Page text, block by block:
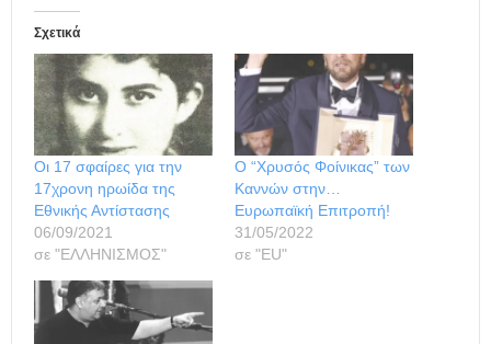
Σχετικά
Οι 17 σφαίρες για την
17χρονη ηρωίδα της
Εθνικής Αντίστασης
06/09/2021
σε "ΕΛΛΗΝΙΣΜΟΣ"
Ο “Χρυσός Φοίνικας” των
Καννών στην…
Ευρωπαϊκή Επιτροπή!
31/05/2022
σε "ΕU"